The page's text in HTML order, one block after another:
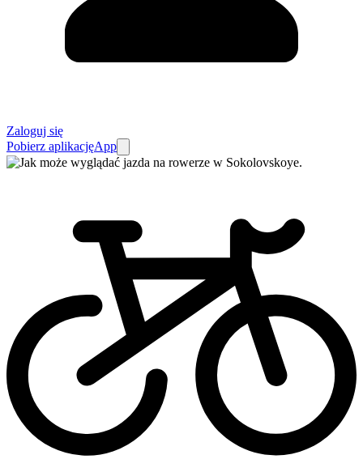
Zaloguj się
Pobierz aplikacjęApp